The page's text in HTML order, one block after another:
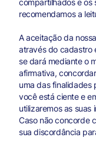
compartilhados e os
recomendamos a
A aceitação da
através do cadastro
se dará mediante o
afirmativa,
uma das finalidades
você está ciente e
utilizaremos as suas
Caso não concorde
sua discordância